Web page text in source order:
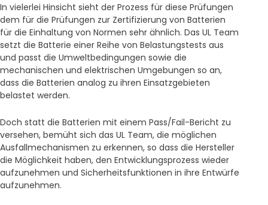
In vielerlei Hinsicht sieht der Prozess für diese Prüfungen
dem für die Prüfungen zur Zertifizierung von Batterien
für die Einhaltung von Normen sehr ähnlich. Das UL Team
setzt die Batterie einer Reihe von Belastungstests aus
und passt die Umweltbedingungen sowie die
mechanischen und elektrischen Umgebungen so an,
dass die Batterien analog zu ihren Einsatzgebieten
belastet werden.
Doch statt die Batterien mit einem Pass/Fail-Bericht zu
versehen, bemüht sich das UL Team, die möglichen
Ausfallmechanismen zu erkennen, so dass die Hersteller
die Möglichkeit haben, den Entwicklungsprozess wieder
aufzunehmen und Sicherheitsfunktionen in ihre Entwürfe
aufzunehmen.